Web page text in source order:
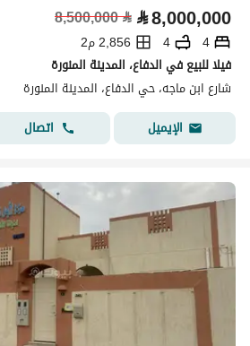
⃁8,000,000
⃁
8,500,000
4
4
2,856 م2
فيلا للبيع في الدفاع، المدينة المنورة
شارع ابن ماجه، حي الدفاع، المدينة المنورة
الإيميل
اتصال